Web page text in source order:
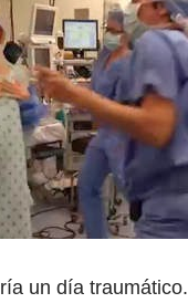
un día traumático.